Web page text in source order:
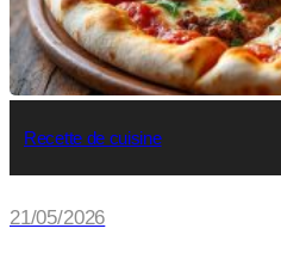
Recette de cuisine
21/05/2026